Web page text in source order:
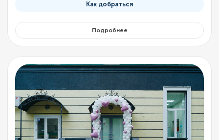
Как добраться
Подробнее